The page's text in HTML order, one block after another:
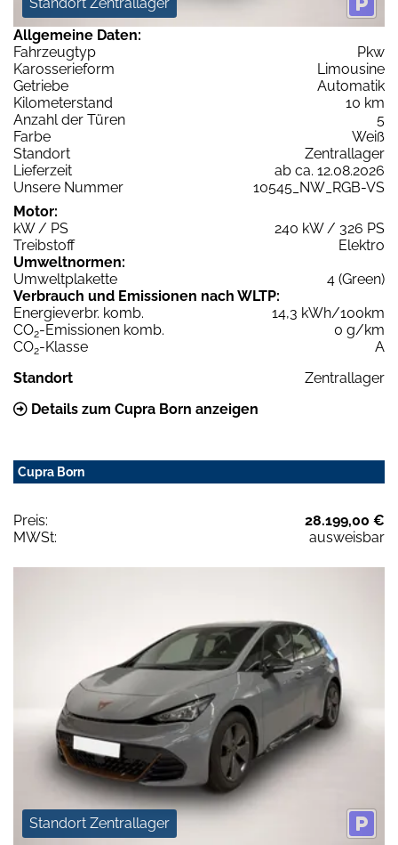
Allgemeine Daten:
Fahrzeugtyp
Pkw
Karosserieform
Limousine
Getriebe
Automatik
Kilometerstand
10 km
Anzahl der Türen
5
Farbe
Weiß
Standort
Zentrallager
Lieferzeit
ab ca. 12.08.2026
Unsere Nummer
10545_NW_RGB-VS
Motor:
kW / PS
240 kW / 326 PS
Treibstoff
Elektro
Umweltnormen:
Umweltplakette
4 (Green)
Verbrauch und Emissionen nach WLTP:
Energieverbr. komb.
14,3 kWh/100km
CO2-Emissionen komb.
0 g/km
CO2-Klasse
A
Standort
Zentrallager
Details zum Cupra Born anzeigen
Cupra Born
Preis:
28.199,00 €
MWSt:
ausweisbar
Standort Zentrallager